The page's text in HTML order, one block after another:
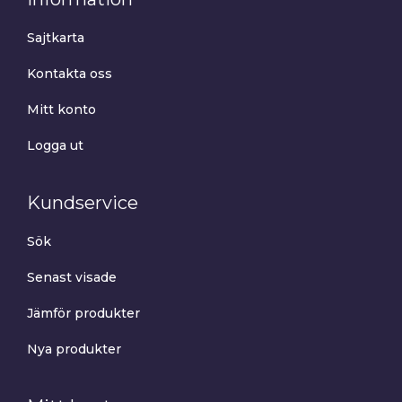
Sajtkarta
Kontakta oss
Mitt konto
Logga ut
Kundservice
Sök
Senast visade
Jämför produkter
Nya produkter